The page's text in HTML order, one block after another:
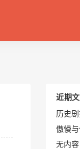
近期
历史
傲慢
无内